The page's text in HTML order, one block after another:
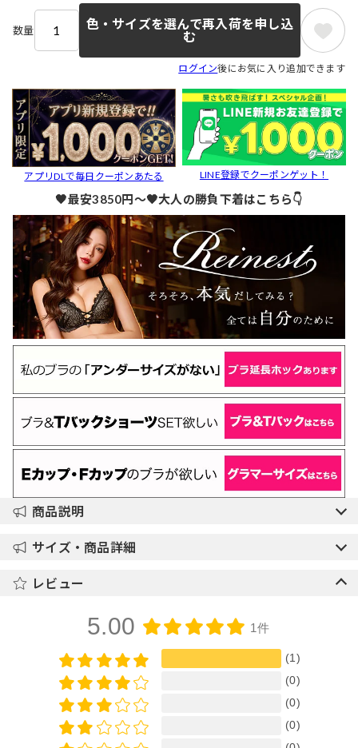
数量
色・サイズを選んで再入荷を申し込
む
ログイン後にお気に入り追加できます
アプリDLで毎日クーポンあたる LINE登録でクーポンゲット！
🖤最安3850円～🖤大人の勝負下着はこちら👇
商品説明
サイズ・商品詳細
レビュー
5.00 1件
(1)
(0)
(0)
(0)